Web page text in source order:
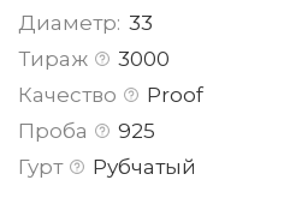
Диаметр: 33
Тираж
3000
Качество
Proof
Проба
925
Гурт
Рубчатый